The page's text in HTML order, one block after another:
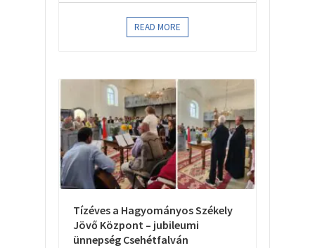
READ MORE
Tízéves a Hagyományos Székely
Jövő Központ – jubileumi
ünnepség Csehétfalván